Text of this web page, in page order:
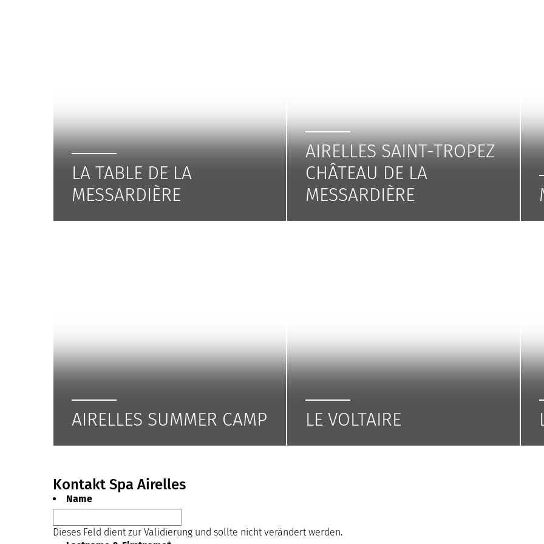
LA TABLE DE LA
MESSARDIÈRE
AIRELLES SAINT-TROPEZ
CHÂTEAU DE LA
MESSARDIÈRE
AIRELLES SUMMER CAMP LE VOLTAIRE
Kontakt Spa Airelles
Name
Dieses Feld dient zur Validierung und sollte nicht verändert werden.